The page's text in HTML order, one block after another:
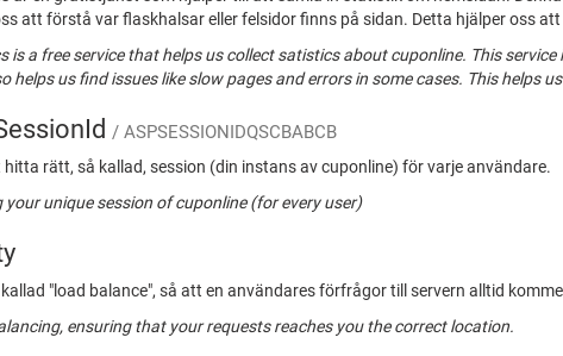
att förstå var flaskhalsar eller felsidor finns på sidan. Detta hjälper oss
is a free service that helps us collect satistics about cuponline. This
helps us find issues like slow pages and errors in some cases. This helps
/ ASPSESSIONIDQSCBABCB
rätt, så kallad, session (din instans av cuponline) för varje användare.
your unique session of cuponline (for every user)
"load balance", så att en användares förfrågor till servern alltid
ensuring that your requests reaches you the correct location.